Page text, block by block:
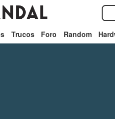
Trucos Foro Random